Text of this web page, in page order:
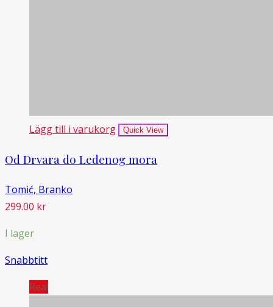
Lägg till i varukorg Quick View
Od Drvara do Ledenog mora
Tomić, Branko
299.00 kr
I lager
Snabbtitt
Rea!